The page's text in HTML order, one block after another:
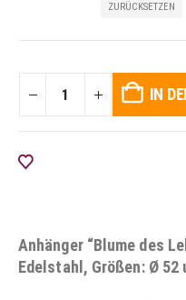
ZURÜCKSETZEN
IN
Anhänger “Blume des
Edelstahl, Größen: Ø 52